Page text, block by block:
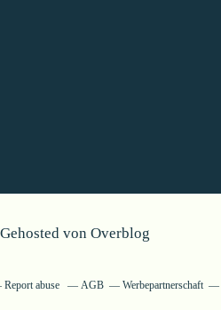
von Overblog
Report abuse AGB Werbepartnerschaft